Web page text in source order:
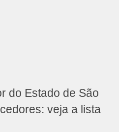
do Estado de São
veja a lista